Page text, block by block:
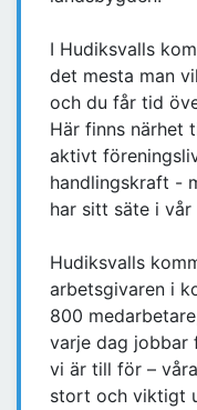
I Hudiksvalls
det mesta man
och du får tid
Här finns närhet
aktivt
handlingskraft -
har sitt säte i vår
Hudiksvalls
arbetsgivaren i
800
varje dag jobbar
vi är till för –
stort och viktigt